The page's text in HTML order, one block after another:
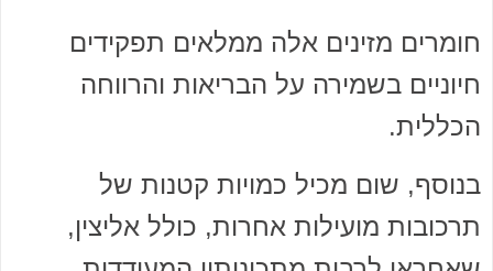
חומרים מזינים אלה ממלאים תפקידים
חיוניים בשמירה על הבריאות והרווחה
הכללית.
בנוסף, שום מכיל כמויות קטנות של
תרכובות מועילות אחרות, כולל אליצין,